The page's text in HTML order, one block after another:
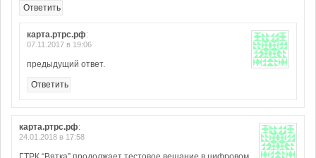
Ответить
карта.ртрс.рф:
07.11.2017 в 19:06
предыдущий ответ.
Ответить
карта.ртрс.рф:
24.01.2018 в 17:58